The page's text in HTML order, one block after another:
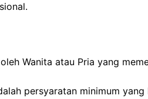
Wanita atau Pria yang
persyaratan minimum